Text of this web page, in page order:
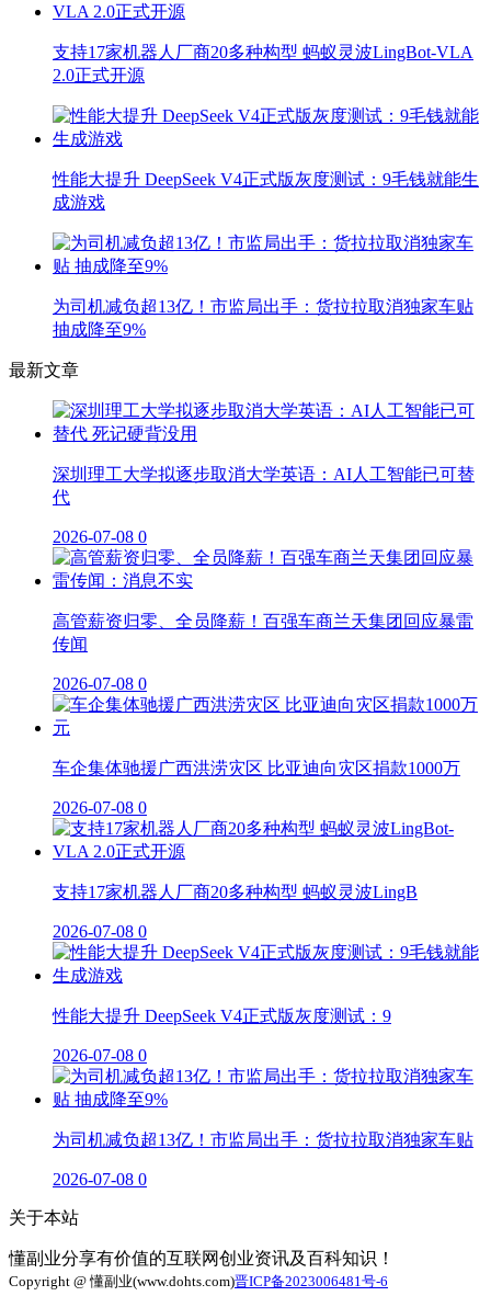
支持17家机器人厂商20多种构型 蚂蚁灵波LingBot-VLA
2.0正式开源
性能大提升 DeepSeek V4正式版灰度测试：9毛钱就能生
成游戏
为司机减负超13亿！市监局出手：货拉拉取消独家车贴
抽成降至9%
最新文章
深圳理工大学拟逐步取消大学英语：AI人工智能已可替
代
2026-07-08 0
高管薪资归零、全员降薪！百强车商兰天集团回应暴雷
传闻
2026-07-08 0
车企集体驰援广西洪涝灾区 比亚迪向灾区捐款1000万
2026-07-08 0
支持17家机器人厂商20多种构型 蚂蚁灵波LingB
2026-07-08 0
性能大提升 DeepSeek V4正式版灰度测试：9
2026-07-08 0
为司机减负超13亿！市监局出手：货拉拉取消独家车贴
2026-07-08 0
关于本站
懂副业分享有价值的互联网创业资讯及百科知识！
Copyright @ 懂副业(www.dohts.com)晋ICP备2023006481号-6